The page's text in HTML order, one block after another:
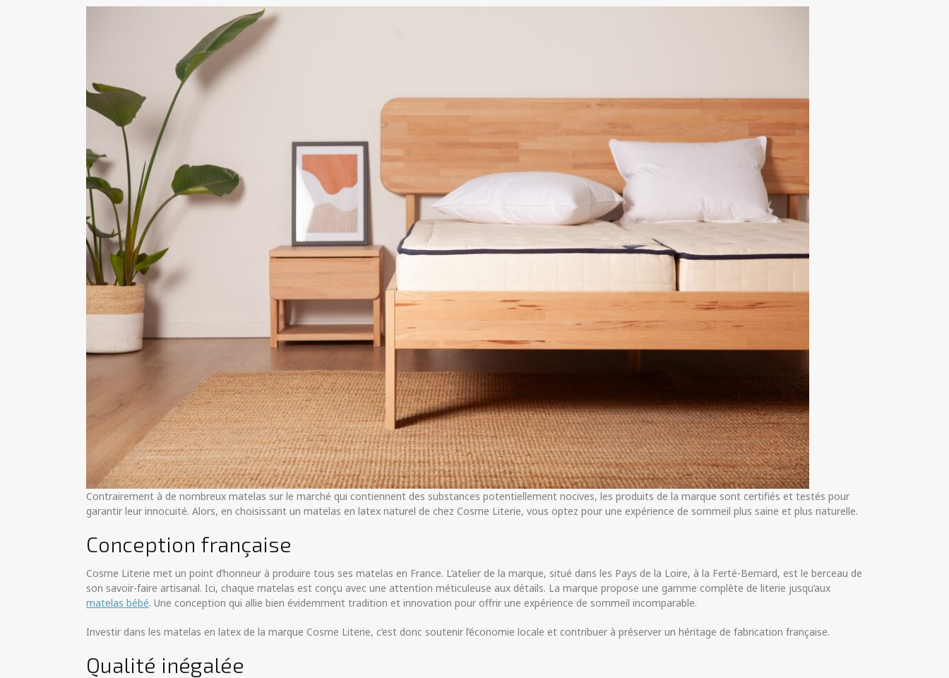
Contrairement à de nombreux matelas sur le marché qui contiennent des substances potentiellement nocives, les produits de la marque sont certifiés et testés pour
garantir leur innocuité. Alors, en choisissant un matelas en latex naturel de chez Cosme Literie, vous optez pour une expérience de sommeil plus saine et plus naturelle.
Conception française
Cosme Literie met un point d’honneur à produire tous ses matelas en France. L’atelier de la marque, situé dans les Pays de la Loire, à la Ferté-Bernard, est le berceau de
son savoir-faire artisanal. Ici, chaque matelas est conçu avec une attention méticuleuse aux détails. La marque propose une gamme complète de literie jusqu’aux
matelas bébé. Une conception qui allie bien évidemment tradition et innovation pour offrir une expérience de sommeil incomparable.
Investir dans les matelas en latex de la marque Cosme Literie, c’est donc soutenir l’économie locale et contribuer à préserver un héritage de fabrication française.
Qualité inégalée